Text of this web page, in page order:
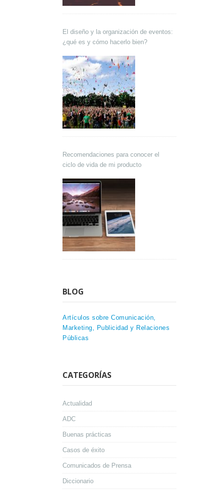
El diseño y la organización de eventos:
¿qué es y cómo hacerlo bien?
Recomendaciones para conocer el
ciclo de vida de mi producto
BLOG
Artículos sobre Comunicación,
Marketing, Publicidad y Relaciones
Públicas
CATEGORÍAS
Actualidad
ADC
Buenas prácticas
Casos de éxito
Comunicados de Prensa
Diccionario